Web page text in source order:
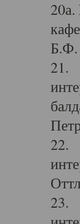
Б.Ф.
21.
22.
23.